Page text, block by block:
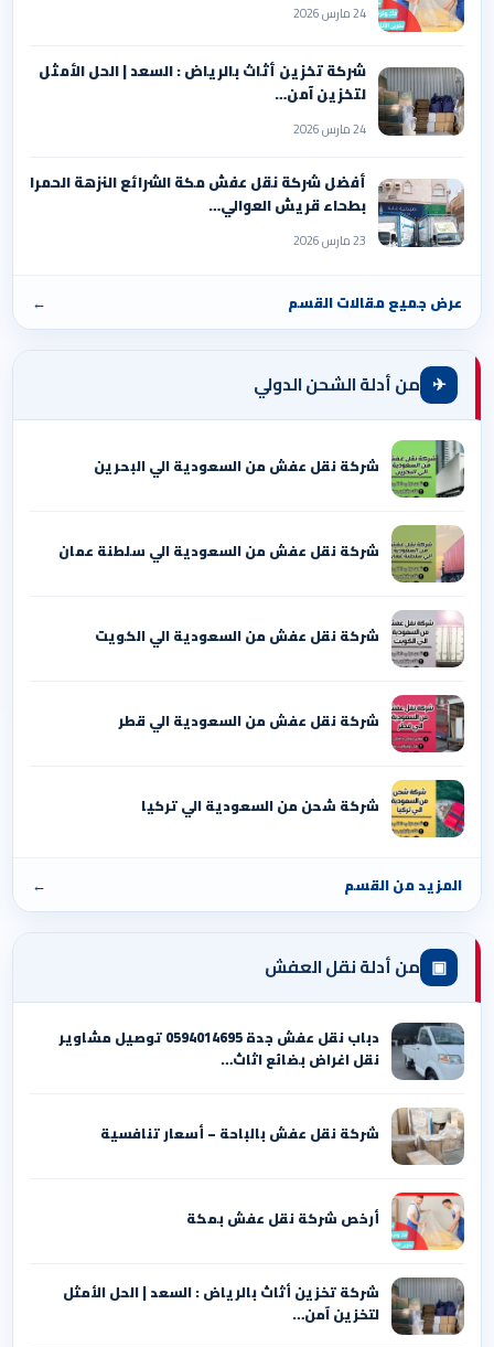
24 مارس 2026
شركة تخزين أثاث بالرياض : السعد | الحل الأمثل
لتخزين آمن…
24 مارس 2026
أفضل شركة نقل عفش مكة الشرائع النزهة الحمرا
بطحاء قريش العوالي…
23 مارس 2026
عرض جميع مقالات القسم ←
✈ من أدلة الشحن الدولي
شركة نقل عفش من السعودية الي البحرين
شركة نقل عفش من السعودية الي سلطنة عمان
شركة نقل عفش من السعودية الي الكويت
شركة نقل عفش من السعودية الي قطر
شركة شحن من السعودية الي تركيا
المزيد من القسم ←
▣ من أدلة نقل العفش
دباب نقل عفش جدة 0594014695 توصيل مشاوير
نقل اغراض بضائع اثاث…
شركة نقل عفش بالباحة – أسعار تنافسية
أرخص شركة نقل عفش بمكة
شركة تخزين أثاث بالرياض : السعد | الحل الأمثل
لتخزين آمن…